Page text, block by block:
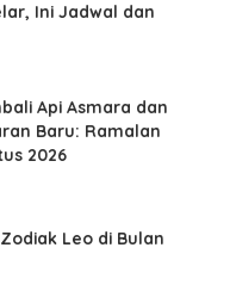
Ini Jadwal dan
Api Asmara dan
Baru: Ramalan
2026
Leo di Bulan